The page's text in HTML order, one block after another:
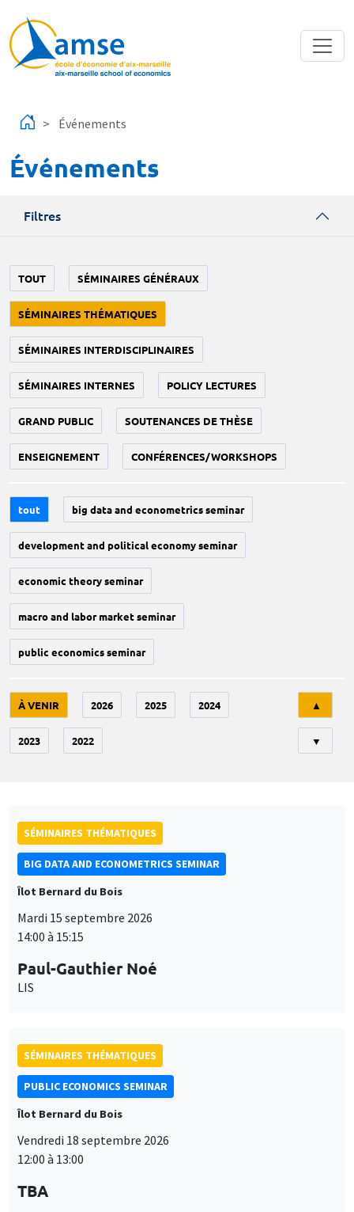
Événements
Événements
Filtres
TOUT SÉMINAIRES GÉNÉRAUX
SÉMINAIRES THÉMATIQUES
SÉMINAIRES INTERDISCIPLINAIRES
SÉMINAIRES INTERNES POLICY LECTURES
GRAND PUBLIC SOUTENANCES DE THÈSE
ENSEIGNEMENT CONFÉRENCES/WORKSHOPS
tout big data and econometrics seminar
development and political economy seminar
economic theory seminar
macro and labor market seminar
public economics seminar
À VENIR 2026 2025 2024
2023 2022
▲
▼
SÉMINAIRES THÉMATIQUES
BIG DATA AND ECONOMETRICS SEMINAR
Îlot Bernard du Bois
Mardi 15 septembre 2026
14:00 à 15:15
Paul-Gauthier Noé
LIS
SÉMINAIRES THÉMATIQUES
PUBLIC ECONOMICS SEMINAR
Îlot Bernard du Bois
Vendredi 18 septembre 2026
12:00 à 13:00
TBA